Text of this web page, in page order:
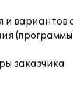
и вариантов
заказчика